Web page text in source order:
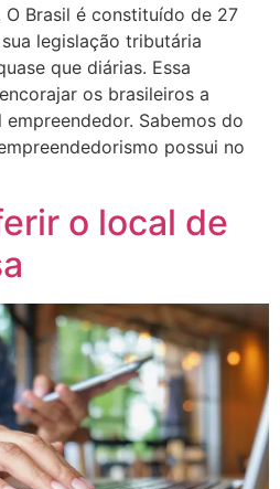
Brasil é constituído de 27
legislação tributária
que diárias. Essa
os brasileiros a
Sabemos do
possui no
o local de